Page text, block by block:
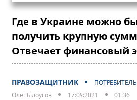
Где в Украине можно
получить крупную
Отвечает финансовый
ПРАВОЗАЩИТНИК
ПОТРЕБИТЕЛЬ
Олег Білоусов
17:09:2021 01:36